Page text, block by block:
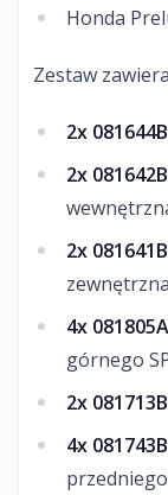
Honda
Zestaw
2x 081644B
2x 081642B
2x 081641B
zewnętrzna
4x 081805A
górnego
2x 081713B
4x 081743B
przedniego